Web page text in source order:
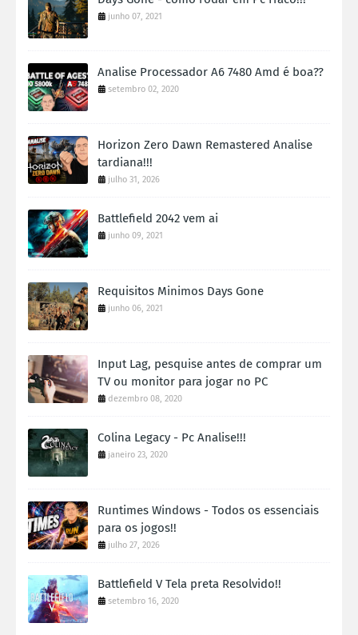
junho 07, 2021
Analise Processador A6 7480 Amd é boa??
setembro 02, 2020
Horizon Zero Dawn Remastered Analise
tardiana!!!
julho 31, 2026
Battlefield 2042 vem ai
junho 09, 2021
Requisitos Minimos Days Gone
junho 06, 2021
Input Lag, pesquise antes de comprar um
TV ou monitor para jogar no PC
dezembro 08, 2020
Colina Legacy - Pc Analise!!!
janeiro 23, 2020
Runtimes Windows - Todos os essenciais
para os jogos!!
julho 27, 2026
Battlefield V Tela preta Resolvido!!
setembro 16, 2020